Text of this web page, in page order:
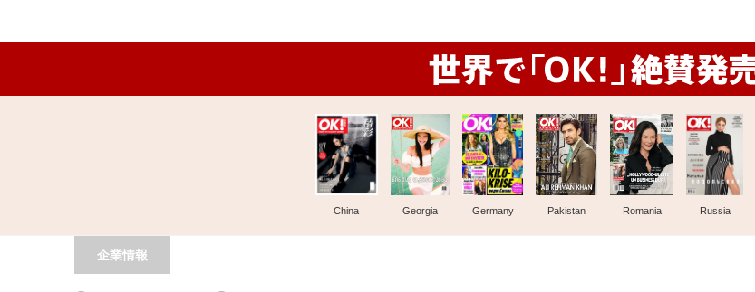
China Georgia Germany Pakistan Romania Russia
企業情報